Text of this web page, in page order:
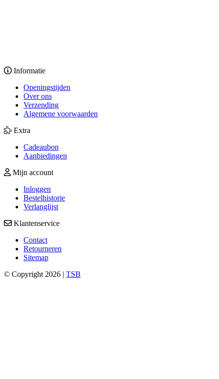
Informatie
Openingstijden
Over ons
Verzending
Algemene voorwaarden
Extra
Cadeaubon
Aanbiedingen
Mijn account
Inloggen
Bestelhistorie
Verlanglijst
Klantenservice
Contact
Retourneren
Sitemap
© Copyright 2026 | TSB